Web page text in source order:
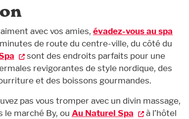
avec vos amies, évadez-vous au spa
de route du centre-ville, du côté du
sont des endroits parfaits pour une
revigorantes de style nordique, des
et des boissons gourmandes.
pas vous tromper avec un divin massage,
le marché By, ou Au Naturel Spa
à l’hôtel